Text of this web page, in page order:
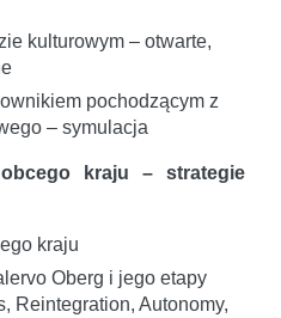
kulturowym – otwarte,
pochodzącym z
– symulacja
kraju – strategie
kraju
Oberg i jego etapy
Reintegration, Autonomy,